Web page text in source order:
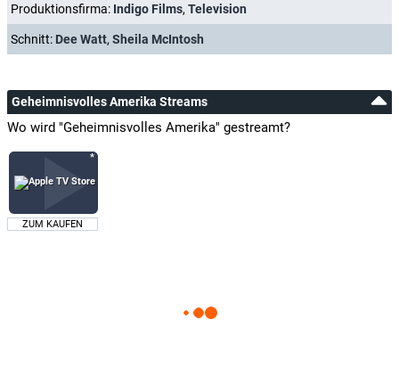
Produktionsfirma: Indigo Films, Television
Schnitt: Dee Watt, Sheila McIntosh
Geheimnisvolles Amerika Streams
Wo wird "Geheimnisvolles Amerika" gestreamt?
ZUM KAUFEN